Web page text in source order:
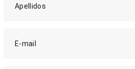
Apellidos
E-mail